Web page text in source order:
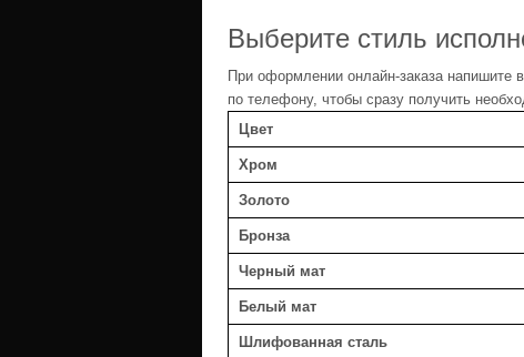
Выберите стиль
При оформлении онлайн-заказа напишите
по телефону, чтобы сразу получить
Цвет
Хром
Золото
Бронза
Черный мат
Белый мат
Шлифованная сталь